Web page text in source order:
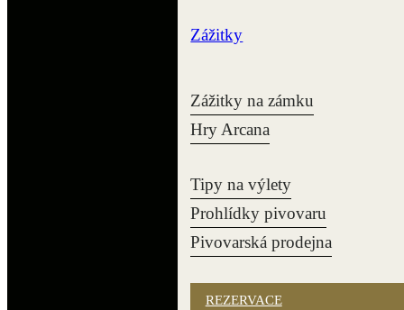
Zážitky
Zážitky na zámku
Hry Arcana
Tipy na výlety
Prohlídky pivovaru
Pivovarská prodejna
REZERVACE